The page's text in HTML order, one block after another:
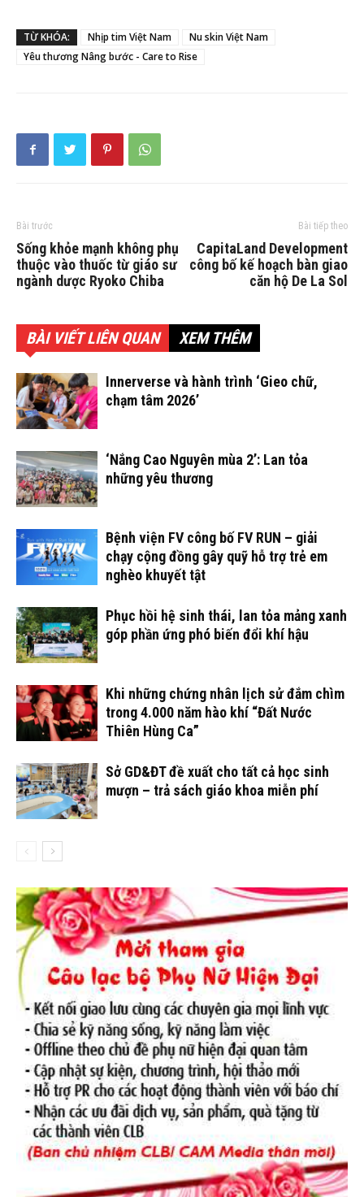
TỪ KHÓA: Nhịp tim Việt Nam
Nu skin Việt Nam
Yêu thương Nâng bước - Care to Rise
Bài trước
Sống khỏe mạnh không phụ
thuộc vào thuốc từ giáo sư
ngành dược Ryoko Chiba
Bài tiếp theo
CapitaLand Development
công bố kế hoạch bàn giao
căn hộ De La Sol
BÀI VIẾT LIÊN QUAN XEM THÊM
Innerverse và hành trình ‘Gieo chữ,
chạm tâm 2026’
‘Nắng Cao Nguyên mùa 2’: Lan tỏa
những yêu thương
Bệnh viện FV công bố FV RUN – giải
chạy cộng đồng gây quỹ hỗ trợ trẻ em
nghèo khuyết tật
Phục hồi hệ sinh thái, lan tỏa mảng xanh
góp phần ứng phó biến đổi khí hậu
Khi những chứng nhân lịch sử đắm chìm
trong 4.000 năm hào khí “Đất Nước
Thiên Hùng Ca”
Sở GD&ĐT đề xuất cho tất cả học sinh
mượn – trả sách giáo khoa miễn phí